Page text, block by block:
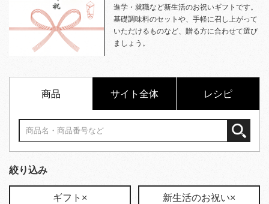
進学・就職など新生活のお祝いギフトです。
基礎調味料のセットや、手軽に召し上がって
いただけるものなど、贈る方に合わせて選び
ましょう。
商品 サイト全体 レシピ
絞り込み
ギフト× 新生活のお祝い×